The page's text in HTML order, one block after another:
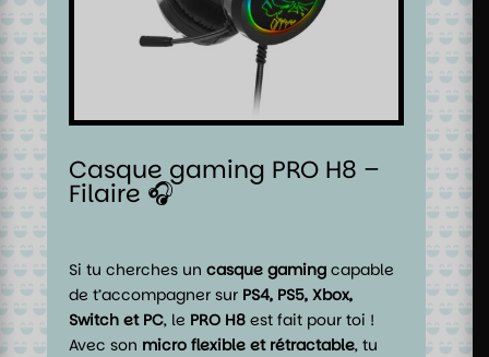
Casque gaming PRO H8 –
Filaire 🎧
Si tu cherches uncasque gaming capable
de t’accompagner sur PS4, PS5, Xbox,
Switch et PC, le PRO H8 est fait pour toi !
Avec son micro flexible et rétractable, tu